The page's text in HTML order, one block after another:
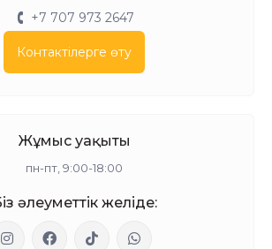
+7 707 973 2647
Контактілерге өту
Жұмыс уақыты
пн-пт, 9:00-18:00
әлеуметтік желіде: